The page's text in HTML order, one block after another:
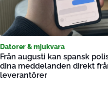
Datorer & mjukvara
Från augusti kan spansk
dina meddelanden direkt
leverantörer